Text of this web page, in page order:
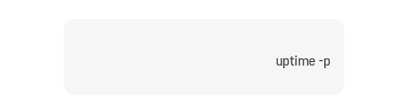
uptime -p